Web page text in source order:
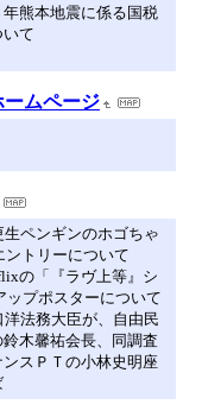
熊本地震に係る国税
て
ームページ
ペンギンのホゴちゃ
ントリーについて
の「『ラヴ上等』シ
ップポスターについて
法務大臣が、自由民
木馨祐会長、同調査
スＰＴの小林史明座